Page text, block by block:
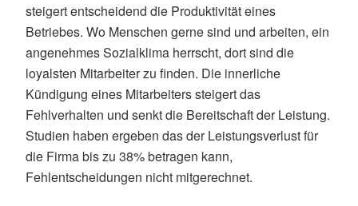
steigert entscheidend die Produktivität eines
Betriebes. Wo Menschen gerne sind und arbeiten, ein
angenehmes Sozialklima herrscht, dort sind die
loyalsten Mitarbeiter zu finden. Die innerliche
Kündigung eines Mitarbeiters steigert das
Fehlverhalten und senkt die Bereitschaft der Leistung.
Studien haben ergeben das der Leistungsverlust für
die Firma bis zu 38% betragen kann,
Fehlentscheidungen nicht mitgerechnet.